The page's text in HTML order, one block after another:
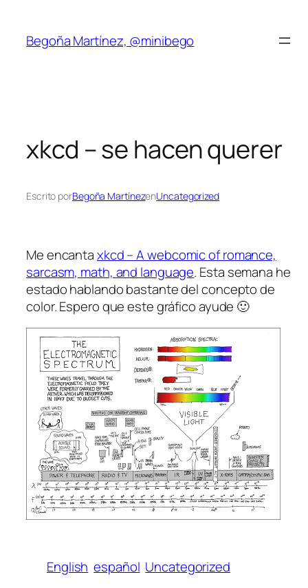
contenido
Begoña Martínez, @minibego
xkcd – se hacen querer
Escrito porBegoña MartínezenUncategorized
Me encantaxkcd – A webcomic of romance,
sarcasm, math, and language. Esta semana he
estado hablando bastante del concepto de
color. Espero que este gráfico ayude 🙂
English español Uncategorized